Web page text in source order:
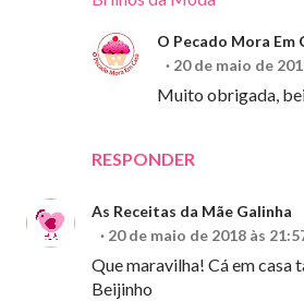
RESPONDER
O Pecado Mora Em
20 de maio de
Muito obrigada,
As Receitas da Mãe Galinha
20 de maio de 2018 às
Que maravilha! Cá em casa
Beijinho